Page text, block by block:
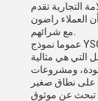
التجارية تقدم
العملاء راضون
عموما نموذج YSCSD650 هو قابل للثقة والكفاءة قطاع امتصاص
التي هي مثالية
ومشروعات
تبحث عن موثوق